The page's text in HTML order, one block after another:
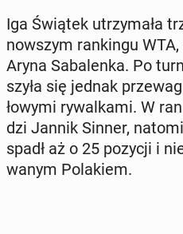
Iga Świątek utrzy­ma­ła
now­szym ran­kin­gu
Aryna Sa­ba­len­ka. Po
szy­ła się jednak
ło­wy­mi ry­wal­ka­mi. W
dzi Jannik Sinner,
spadł aż o 25 pozycji i
wa­nym Po­la­kiem.